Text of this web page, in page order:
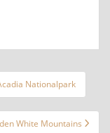
Nationalpark
White Mountains